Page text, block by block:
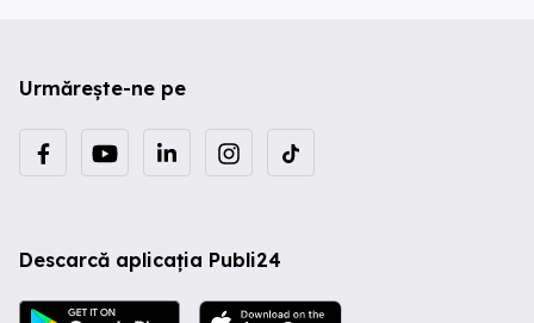
Urmărește-ne pe
Descarcă aplicația Publi24